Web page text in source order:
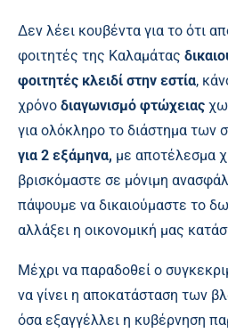
Δεν λέει κουβέντα για το ότι
φοιτητές της Καλαμάτας
φοιτητές κλειδί στην εστία,
χρόνο διαγωνισμό φτώχειας
για ολόκληρο το διάστημα των
για 2 εξάμηνα, με αποτέλεσμα
βρισκόμαστε σε μόνιμη
πάψουμε να δικαιούμαστε το
αλλάξει η οικονομική μας
Μέχρι να παραδοθεί ο
να γίνει η αποκατάσταση των
όσα εξαγγέλλει η κυβέρνηση